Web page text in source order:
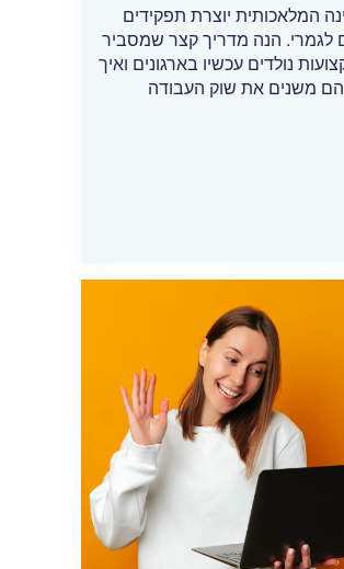
המלאכותית יוצרת תפקידים
לגמרי. הנה מדריך קצר שמסביר
נולדים עכשיו בארגונים ואיך
הם משנים את שוק העבודה